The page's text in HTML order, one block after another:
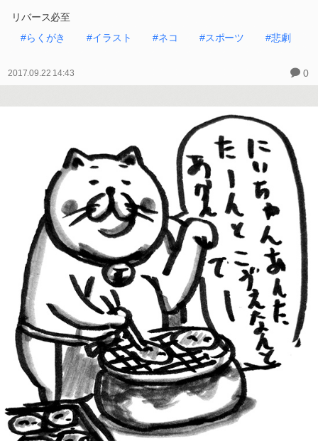
リバース必至
#らくがき
#イラスト #ネコ #スポーツ #悲劇
2017.09.22 14:43 0